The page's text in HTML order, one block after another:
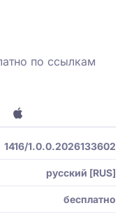
по ссылкам
1416/1.0.0.2026133602
русский [RUS]
бесплатно